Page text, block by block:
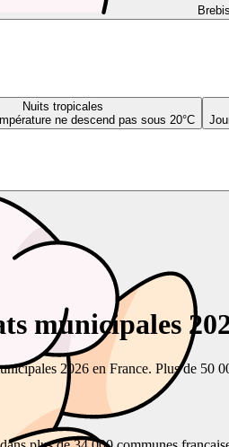
Nuits tropicales
ne descend pas sous 20°C
municipales
2026 en France. Plus de 50